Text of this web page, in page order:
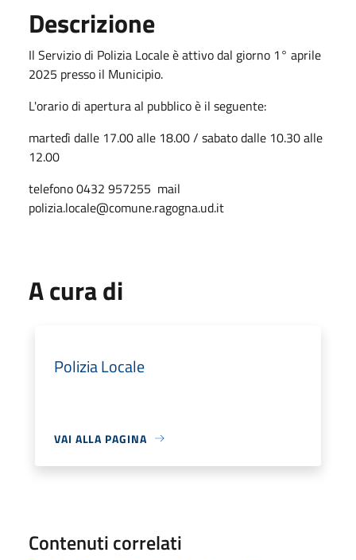
Descrizione
Il Servizio di Polizia Locale è attivo dal giorno 1° aprile
2025 presso il Municipio.
L'orario di apertura al pubblico è il seguente:
martedì dalle 17.00 alle 18.00 / sabato dalle 10.30 alle
12.00
telefono 0432 957255 mail
polizia.locale@comune.ragogna.ud.it
A cura di
Polizia Locale
VAI ALLA PAGINA
Contenuti correlati